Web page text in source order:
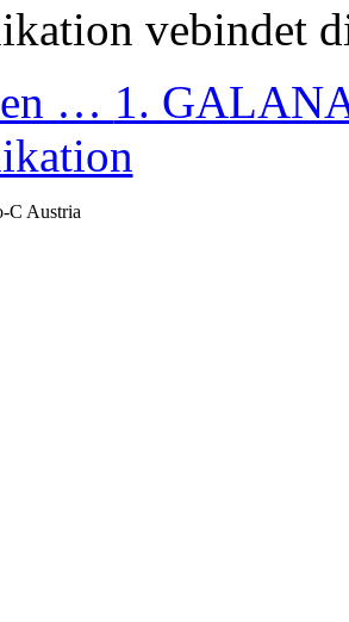
vebindet
… 1.
C Austria